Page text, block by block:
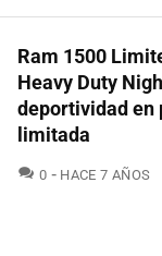
Ram 1500
Heavy Duty
deportividad en
limitada
0 COMENTARIOS
HACE 7 AÑOS